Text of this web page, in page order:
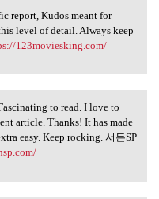
report
report, Kudos meant for
level of detail. Always keep
123moviesking.com/
to read. I love to
article. Thanks! It has made
easy. Keep rocking. 서든SP